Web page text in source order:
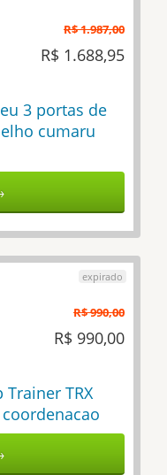
R$ 1.987,00
R$ 1.688,95
3 portas de
cumaru
R$ 990,00
R$ 990,00
TRX